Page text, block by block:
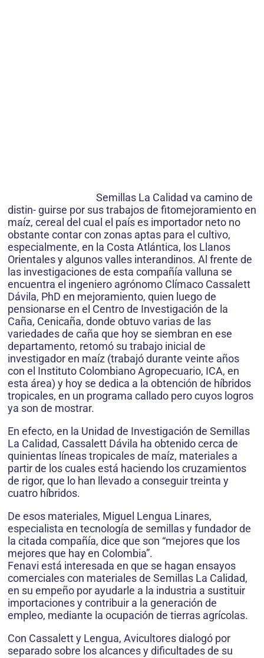
Semillas La Calidad va camino de
distin- guirse por sus trabajos de fitomejoramiento en
maíz, cereal del cual el país es importador neto no
obstante contar con zonas aptas para el cultivo,
especialmente, en la Costa Atlántica, los Llanos
Orientales y algunos valles interandinos. Al frente de
las investigaciones de esta compañía valluna se
encuentra el ingeniero agrónomo Clímaco Cassalett
Dávila, PhD en mejoramiento, quien luego de
pensionarse en el Centro de Investigación de la
Caña, Cenicaña, donde obtuvo varias de las
variedades de caña que hoy se siembran en ese
departamento, retomó su trabajo inicial de
investigador en maíz (trabajó durante veinte años
con el Instituto Colombiano Agropecuario, ICA, en
esta área) y hoy se dedica a la obtención de híbridos
tropicales, en un programa callado pero cuyos logros
ya son de mostrar.
En efecto, en la Unidad de Investigación de Semillas
La Calidad, Cassalett Dávila ha obtenido cerca de
quinientas líneas tropicales de maíz, materiales a
partir de los cuales está haciendo los cruzamientos
de rigor, que lo han llevado a conseguir treinta y
cuatro híbridos.
De esos materiales, Miguel Lengua Linares,
especialista en tecnología de semillas y fundador de
la citada compañía, dice que son “mejores que los
mejores que hay en Colombia”.
Fenavi está interesada en que se hagan ensayos
comerciales con materiales de Semillas La Calidad,
en su empeño por ayudarle a la industria a sustituir
importaciones y contribuir a la generación de
empleo, mediante la ocupación de tierras agrícolas.
Con Cassalett y Lengua, Avicultores dialogó por
separado sobre los alcances y dificultades de su